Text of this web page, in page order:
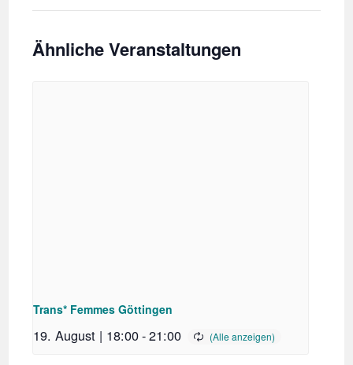
Ähnliche Veranstaltungen
Trans* Femmes Göttingen
19. August | 18:00-21:00